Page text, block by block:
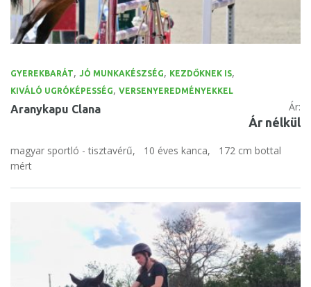
GYEREKBARÁT, JÓ MUNKAKÉSZSÉG, KEZDŐKNEK IS,
KIVÁLÓ UGRÓKÉPESSÉG, VERSENYEREDMÉNYEKKEL
Aranykapu Clana Ár:
Ár nélkül
magyar sportló - tisztavérű, 10 éves kanca,
172 cm bottal
mért